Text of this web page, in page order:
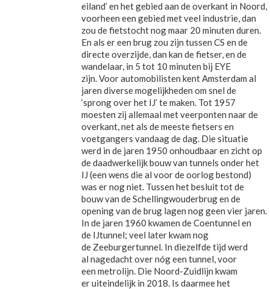
eiland’ en het gebied aan de overkant in Noord,
voorheen een gebied met veel industrie, dan
zou de fietstocht nog maar 20 minuten duren.
En als er een brug zou zijn tussen CS en de
directe overzijde, dan kan de fietser, en de
wandelaar, in 5 tot 10 minuten bij EYE
zijn. Voor automobilisten kent Amsterdam al
jaren diverse mogelijkheden om snel de
‘sprong over het IJ’ te maken. Tot 1957
moesten zij allemaal met veerponten naar de
overkant, net als de meeste fietsers en
voetgangers vandaag de dag. Die situatie
werd in de jaren 1950 onhoudbaar en zicht op
de daadwerkelijk bouw van tunnels onder het
IJ (een wens die al voor de oorlog bestond)
was er nog niet. Tussen het besluit tot de
bouw van de Schellingwouderbrug en de
opening van de brug lagen nog geen vier jaren.
In de jaren 1960 kwamen de Coentunnel en
de IJtunnel; veel later kwam nog
de Zeeburgertunnel. In diezelfde tijd werd
al nagedacht over nóg een tunnel, voor
een metrolijn. Die Noord-Zuidlijn kwam
er uiteindelijk in 2018. Is daarmee het